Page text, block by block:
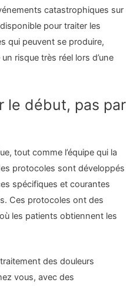
catastrophiques sur
pour traiter les
qui peuvent se produire,
risque très réel lors d’une
le début, pas par
tout comme l’équipe qui la
protocoles sont développés
spécifiques et courantes
Ces protocoles ont des
les patients obtiennent les
des douleurs
vous, avec des